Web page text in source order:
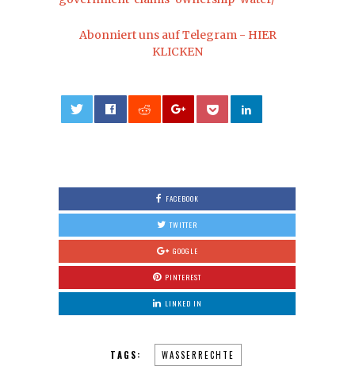
Abonniert uns auf Telegram - HIER
KLICKEN
FACEBOOK
TWITTER
GOOGLE
PINTEREST
LINKED IN
TAGS: WASSERRECHTE